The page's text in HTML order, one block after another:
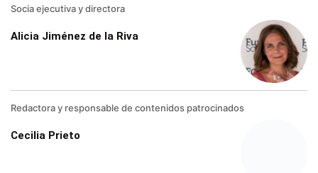
Socia ejecutiva y directora
Alicia Jiménez de la Riva
Redactora y responsable de contenidos patrocinados
Cecilia Prieto